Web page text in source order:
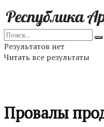
Результатов нет
Читать все результаты
Провалы